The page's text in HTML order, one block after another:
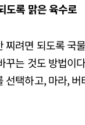
도록 맑은 육수로
찌려면 되도록 국
꾸는 것도 방법이
선택하고, 마라, 버